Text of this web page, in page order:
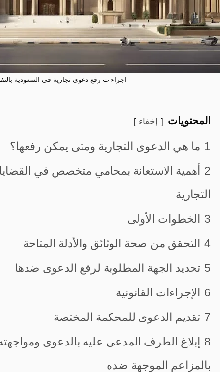
اجراءات رفع دعوى تجارية في السعودية
المحتويات إخفاء
1 ما هي الدعوى التجارية ومتى يمكن رفعها؟
2 أهمية الاستعانة بمحامي متخصص في
التجارية
3 الخطوات الأولى
4 التحقق من صحة الوثائق والأدلة المتاحة
5 تحديد الجهة المطلوبة لرفع الدعوى ضدها
6 الإجراءات القانونية
7 تقديم الدعوى للمحكمة المختصة
8 إبلاغ الطرف المدعى عليه بالدعوى
بالمزاعم الموجهة ضده